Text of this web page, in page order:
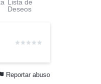
Lista de
Deseos
Reportar abuso